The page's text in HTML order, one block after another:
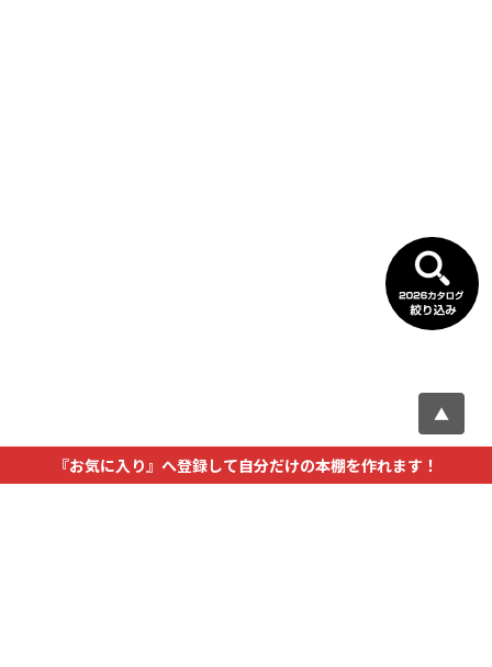
▲
『お気に入り』へ登録して自分だけの本棚を作れます！